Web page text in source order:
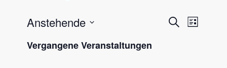
Suche
Liste
Anstehende
wählen.
Vergangene Veranstaltungen